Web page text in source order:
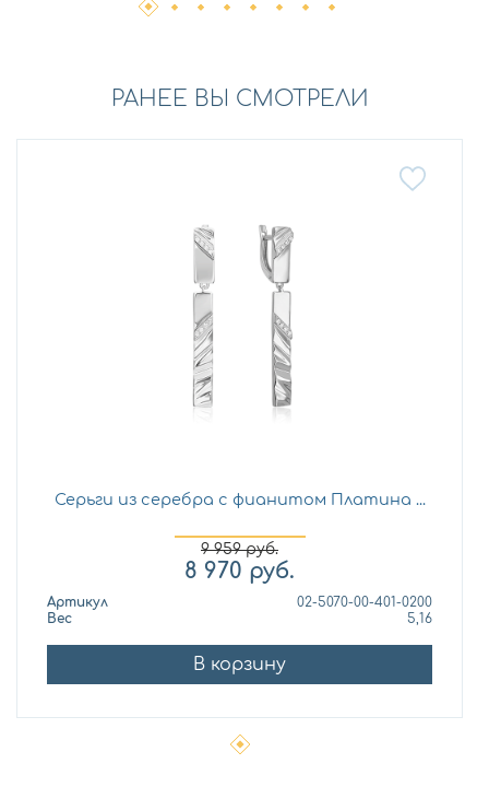
РАНЕЕ ВЫ СМОТРЕЛИ
Серьги из серебра с фианитом Платина ...
9 959руб.
8 970 руб.
Артикул
02-5070-00-401-0200
Вес
5,16
В корзину